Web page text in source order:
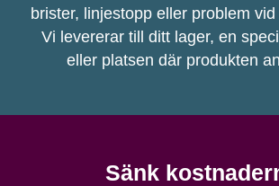
brister, linjestopp eller problem
Vi levererar till ditt lager, en
eller platsen där produkten
Sänk